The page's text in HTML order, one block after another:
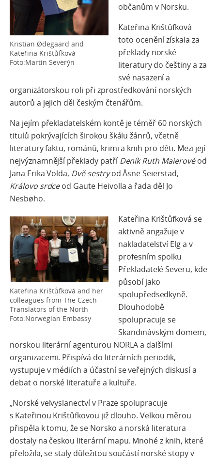
Kristian Ødegaard and
Kateřina Krištůfková
Foto:Martin Severýn
občanům v Norsku.
Kateřina Krištůfková
toto ocenění získala za
překlady norské
literatury do češtiny a za
své nasazení a
organizátorskou roli při zprostředkování norských
autorů a jejich děl českým čtenářům.
Na jejím překladatelském kontě je téměř 60 norských
titulů pokrývajících širokou škálu žánrů, včetně
literatury faktu, románů, krimi a knih pro děti. Mezi její
nejvýznamnější překlady patříDeník Ruth Maierovéod
Jana Erika Volda, Dvě sestryod Åsne Seierstad,
Královo srdceod Gaute Heivolla a řada děl Jo
Nesbøho.
Kateřina Krištůfková and her
colleagues from The Czech
Translators of the North
Foto:Norwegian Embassy
Kateřina Krištůfková se
aktivně angažuje v
nakladatelství Elg a v
profesním spolku
Překladatelé Severu, kde
působí jako
spolupředsedkyně.
Dlouhodobě
spolupracuje se
Skandinávským domem,
norskou literární agenturou NORLA a dalšími
organizacemi. Přispívá do literárních periodik,
vystupuje v médiích a účastní se veřejných diskusí a
debat o norské literatuře a kultuře.
„Norské velvyslanectví v Praze spolupracuje
s Kateřinou Krištůfkovou již dlouho. Velkou měrou
přispěla k tomu, že se Norsko a norská literatura
dostaly na českou literární mapu. Mnohé z knih, které
přeložila, se staly důležitou součástí norské stopy v